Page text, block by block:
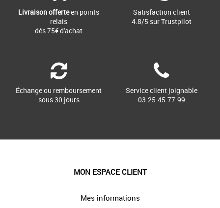
Livraison offerteen points
relais
dès 75€ d'achat
Satisfaction client
4.8/5 sur Trustpilot
Échange ou remboursement
sous 30 jours
Service client joignable
03.25.45.77.99
MON ESPACE CLIENT
Mes informations